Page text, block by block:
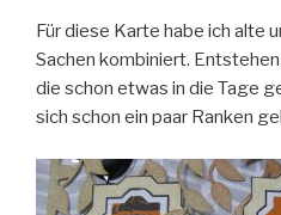
Für diese Karte habe ich alte
Sachen kombiniert.
die schon etwas in die Tage
sich schon ein paar Ranken